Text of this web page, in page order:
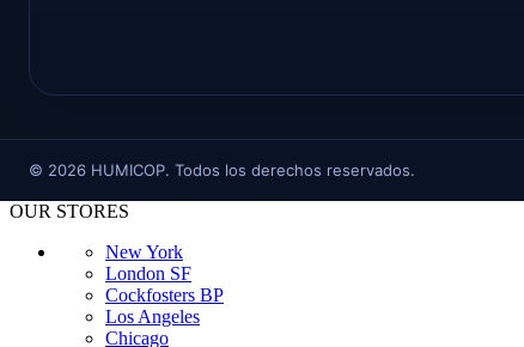
© 2026 HUMICOP. Todos los derechos reservados.
OUR STORES
New York
London SF
Cockfosters BP
Los Angeles
Chicago